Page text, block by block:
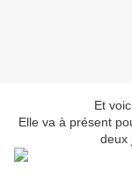
Et
Elle va à présent
deux